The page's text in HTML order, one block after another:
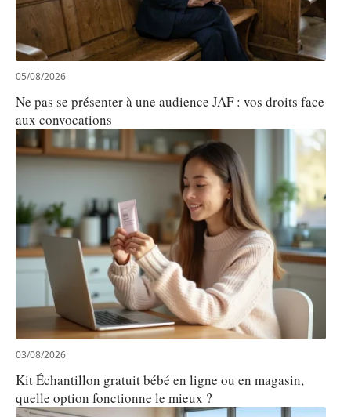
05/08/2026
Ne pas se présenter à une audience JAF : vos droits face
aux convocations
03/08/2026
Kit Échantillon gratuit bébé en ligne ou en magasin,
quelle option fonctionne le mieux ?